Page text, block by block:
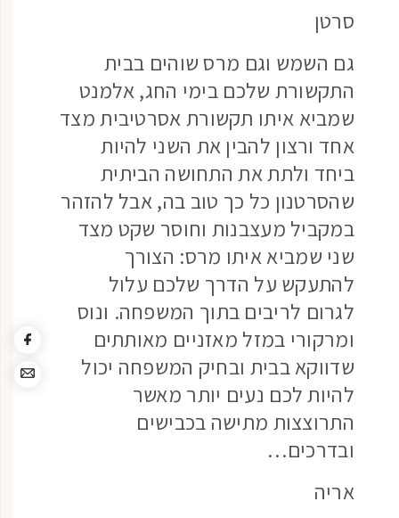
סרטן
גם השמש וגם מרס שוהים בבית
התקשורת שלכם בימי החג, אלמנט
שמביא איתו תקשורת אסרטיבית מצד
אחד ורצון להבין את השני להיות
ביחד ולתת את התחושה הביתית
שהסרטנון כל כך טוב בה, אבל להזהר
במקביל מעצבנות וחוסר שקט מצד
שני שמביא איתו מרס: הצורך
להתעקש על הדרך שלכם עלול
לגרום לריבים בתוך המשפחה. ונוס
ומרקורי במזל מאזניים מאותתים
שדווקא בבית ובחיק המשפחה יכול
להיות לכם נעים יותר מאשר
התרוצצות מתישה בכבישים
ובדרכים…
אריה